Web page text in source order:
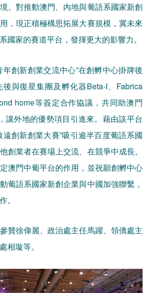
。對推動澳門、內地與葡語系國家新創
，現正積極構思拓展大賽規模，冀未來
國家的賽道平台，發揮更大的影響力。
年創新創業交流中心”在創孵中心掛牌後
與復星集團及孵化器Beta-I、Fabrica
home等簽定合作協議，共同助澳門
讓外地的優勢項目引進來。藉由該平台
遠創新創業大賽”吸引逾半百度葡語系國
創業者在賽場上交流、在競爭中成長。
澳門中葡平台的作用，並祝願創孵中心
葡語系國家新創企業與中國加強聯繫，
。
贊徐偉麗、政治處主任馬躍、領僑處主
相璇等。